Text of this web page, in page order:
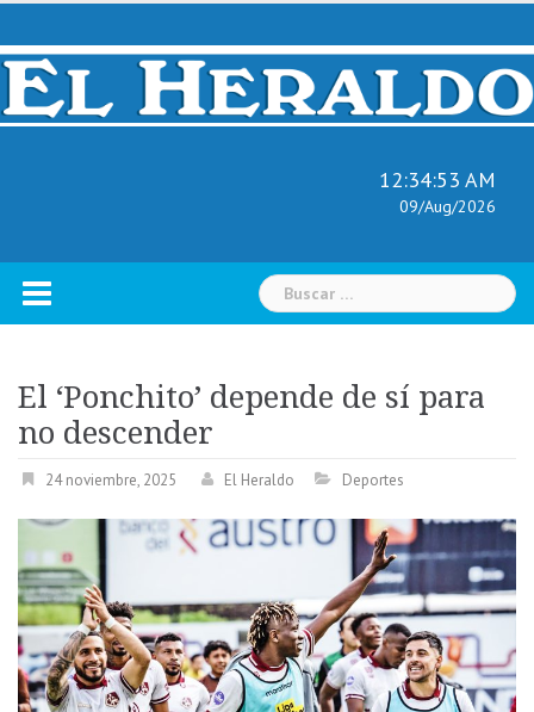
Skip
content
12:34:54 AM
09/Aug/2026
Buscar:
El ‘Ponchito’ depende de sí para
no descender
24 noviembre, 2025 El Heraldo Deportes